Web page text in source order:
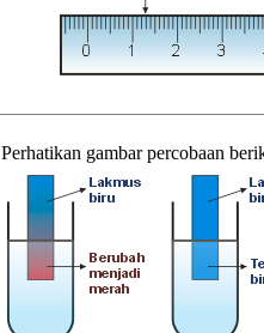
Perhatikan gambar percobaan